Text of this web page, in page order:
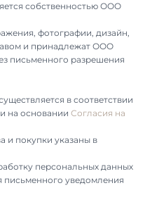
собственностью ООО
фотографии, дизайн,
и принадлежат ООО
письменного разрешения
в соответствии
и на основании Согласия на
и покупки указаны в
персональных данных
уведомления